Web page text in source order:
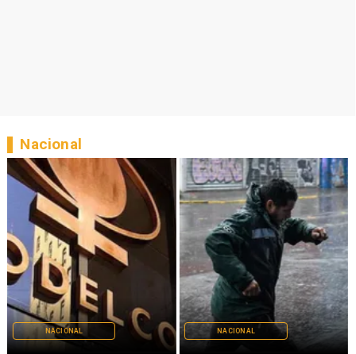
NACIONAL NACIONAL
Nacional